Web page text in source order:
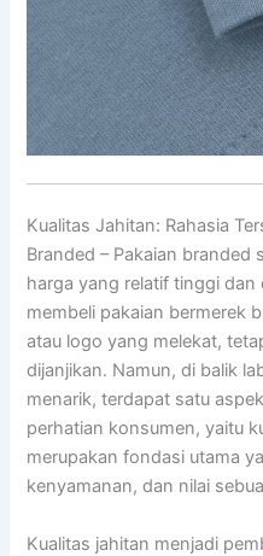
Kualitas Jahitan: Rahasia
Branded – Pakaian branded
harga yang relatif tinggi dan
membeli pakaian bermerek
atau logo yang melekat,
dijanjikan. Namun, di balik
menarik, terdapat satu
perhatian konsumen, yaitu
merupakan fondasi utama
kenyamanan, dan nilai
Kualitas jahitan menjadi